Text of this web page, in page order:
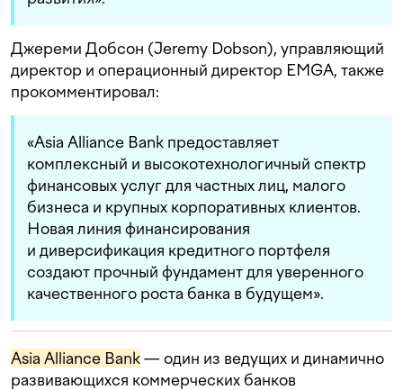
Джереми Добсон (Jeremy Dobson), управляющий
директор и операционный директор EMGA, также
прокомментировал:
«Asia Alliance Bank предоставляет
комплексный и высокотехнологичный спектр
финансовых услуг для частных лиц, малого
бизнеса и крупных корпоративных клиентов.
Новая линия финансирования
и диверсификация кредитного портфеля
создают прочный фундамент для уверенного
качественного роста банка в будущем».
Asia Alliance Bank— один из ведущих и динамично
развивающихся коммерческих банков